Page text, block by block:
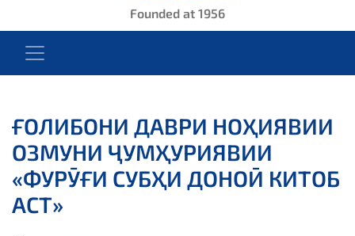
Founded at 1956
ҒОЛИБОНИ ДАВРИ НОҲИЯВИИ
ОЗМУНИ ҶУМҲУРИЯВИИ
«ФУРӮҒИ СУБҲИ ДОНОӢ КИТОБ
АСТ»